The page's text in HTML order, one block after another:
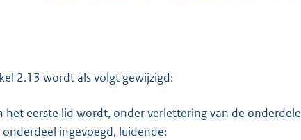
2.13 wordt als volgt gewijzigd:
het eerste lid wordt, onder verlettering van de
onderdeel ingevoegd, luidende: